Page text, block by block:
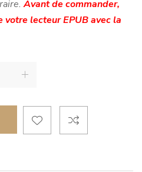
Avant de commander,
lecteur EPUB avec la